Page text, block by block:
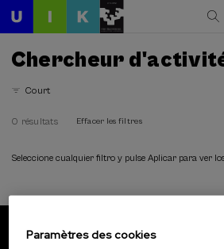
Chercheur
Court
0 résultats Effacer les filtres
Seleccione cualquier filtro y pulse Aplicar para ver
Paramètres des cookies